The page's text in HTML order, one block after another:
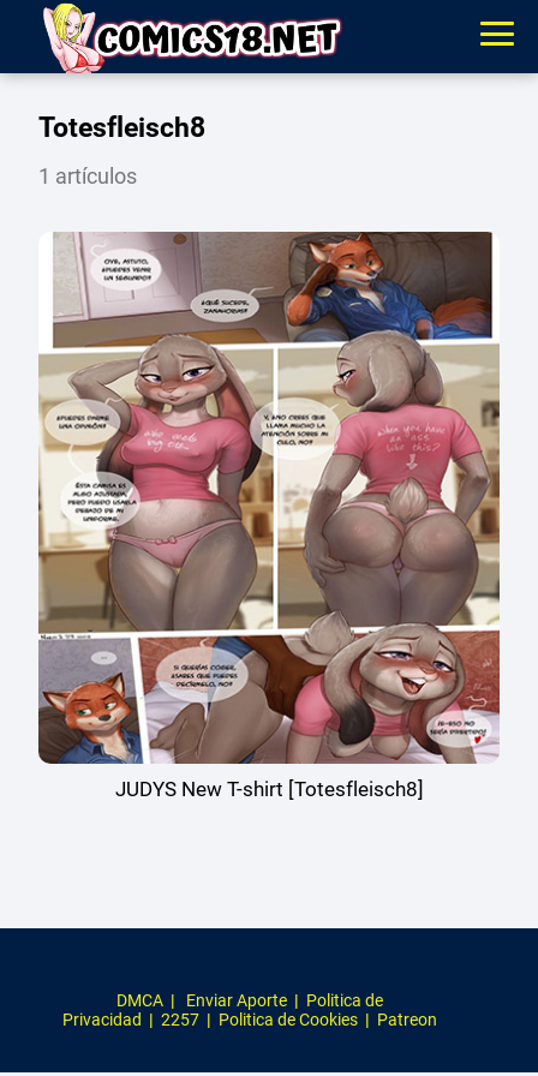
Totesfleisch8
1 artículos
JUDYS New T-shirt [Totesfleisch8]
DMCA | Enviar Aporte | Politica de
Privacidad | 2257 | Politica de Cookies | Patreon